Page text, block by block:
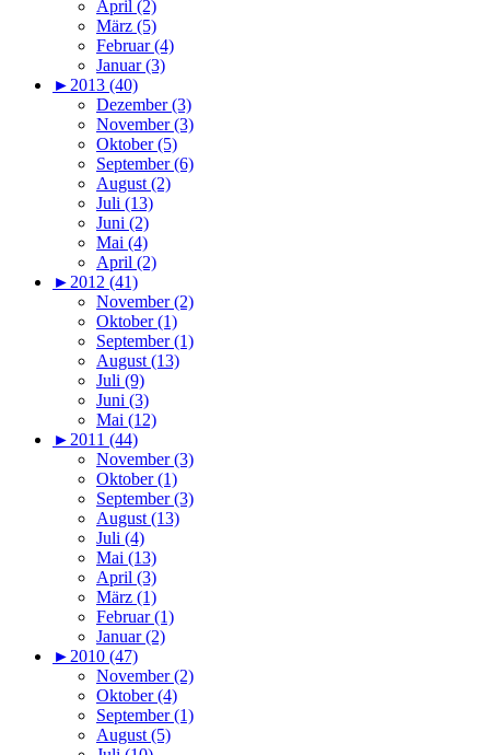
April (2)
März (5)
Februar (4)
Januar (3)
► 2013 (40)
Dezember (3)
November (3)
Oktober (5)
September (6)
August (2)
Juli (13)
Juni (2)
Mai (4)
April (2)
► 2012 (41)
November (2)
Oktober (1)
September (1)
August (13)
Juli (9)
Juni (3)
Mai (12)
► 2011 (44)
November (3)
Oktober (1)
September (3)
August (13)
Juli (4)
Mai (13)
April (3)
März (1)
Februar (1)
Januar (2)
► 2010 (47)
November (2)
Oktober (4)
September (1)
August (5)